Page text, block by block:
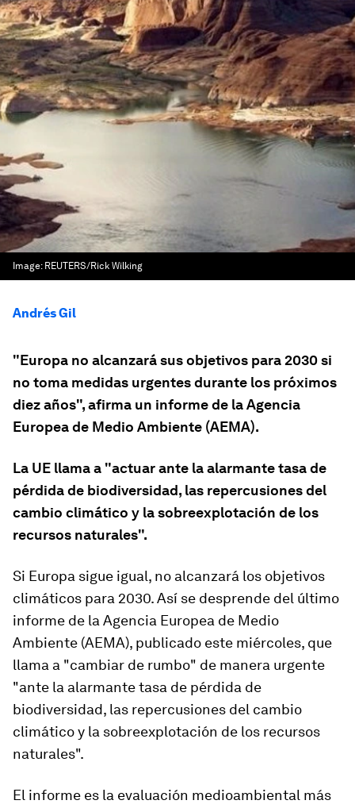
Image: REUTERS/Rick Wilking
Andrés Gil
"Europa no alcanzará sus objetivos para 2030 si
no toma medidas urgentes durante los próximos
diez años", afirma un informe de la Agencia
Europea de Medio Ambiente (AEMA).
La UE llama a "actuar ante la alarmante tasa de
pérdida de biodiversidad, las repercusiones del
cambio climático y la sobreexplotación de los
recursos naturales".
Si Europa sigue igual, no alcanzará los objetivos
climáticos para 2030. Así se desprende del último
informe de la Agencia Europea de Medio
Ambiente (AEMA), publicado este miércoles, que
llama a "cambiar de rumbo" de manera urgente
"ante la alarmante tasa de pérdida de
biodiversidad, las repercusiones del cambio
climático y la sobreexplotación de los recursos
naturales".
El informe es la evaluación medioambiental más